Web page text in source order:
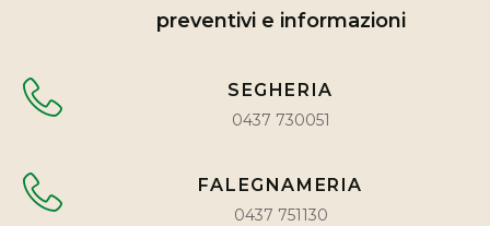
preventivi e informazioni
SEGHERIA
0437 730051
FALEGNAMERIA
0437 751130